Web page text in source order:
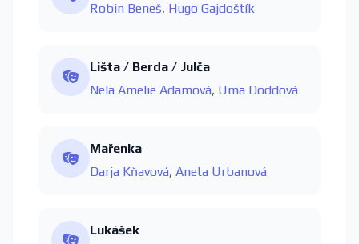
Robin Beneš, Hugo Gajdoštík
Lišta / Berda / Julča
Nela Amelie Adamová, Uma Doddová
Mařenka
Darja Kňavová, Aneta Urbanová
Lukášek